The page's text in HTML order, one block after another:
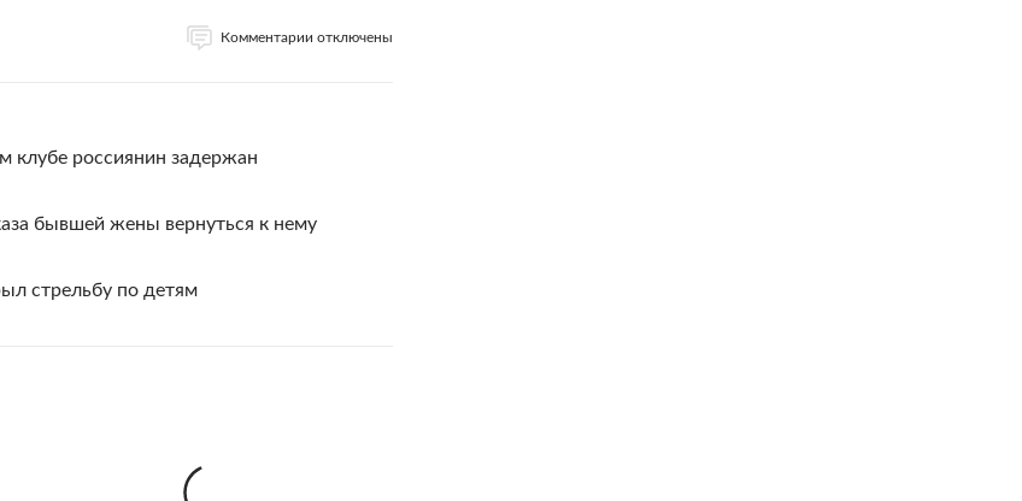
Комментарии отключены
клубе россиянин задержан
бывшей жены вернуться к нему
стрельбу по детям